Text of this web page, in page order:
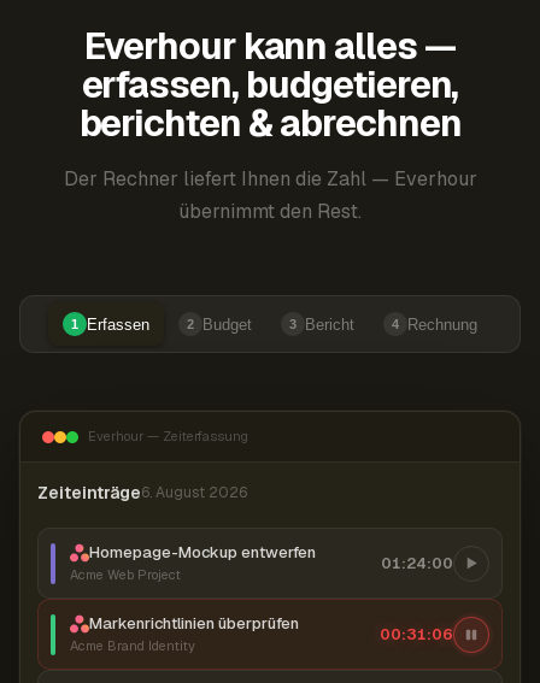
Everhour kann alles —
erfassen, budgetieren,
berichten & abrechnen
Der Rechner liefert Ihnen die Zahl — Everhour
übernimmt den Rest.
1 Erfassen 2 Budget 3 Bericht 4 Rechnung
Everhour — Zeiterfassung
Zeiteinträge6. August 2026
Homepage-Mockup entwerfen
Acme Web Project
01:24:00
Markenrichtlinien überprüfen
Acme Brand Identity
00:31:07